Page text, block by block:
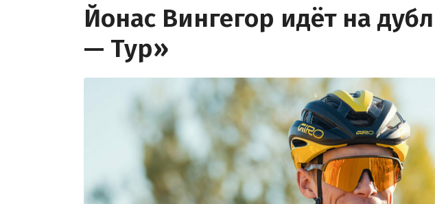
Йонас Вингегор идёт на
— Тур»